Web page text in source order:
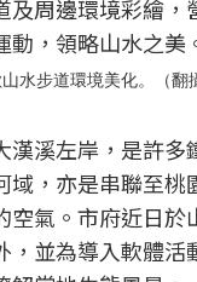
及周邊環境彩繪
，領略山水之美
水步道環境美化。（翻
漢溪左岸，是許
域，亦是串聯至
空氣。市府近日
，並為導入軟體